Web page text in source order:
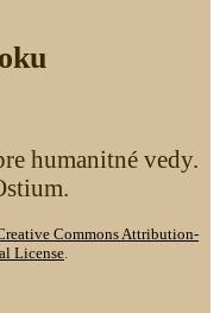
humanitné vedy.
Commons Attribution-
License